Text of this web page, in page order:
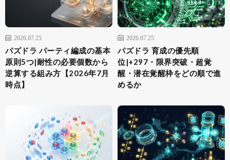
2026.07.25
パズドラ パーティ編成の基本
原則5つ|耐性の必要個数から
逆算する組み方【2026年7月
時点】
2026.07.25
パズドラ 育成の優先順
位|+297・限界突破・超覚
醒・潜在覚醒枠をどの順で進
めるか